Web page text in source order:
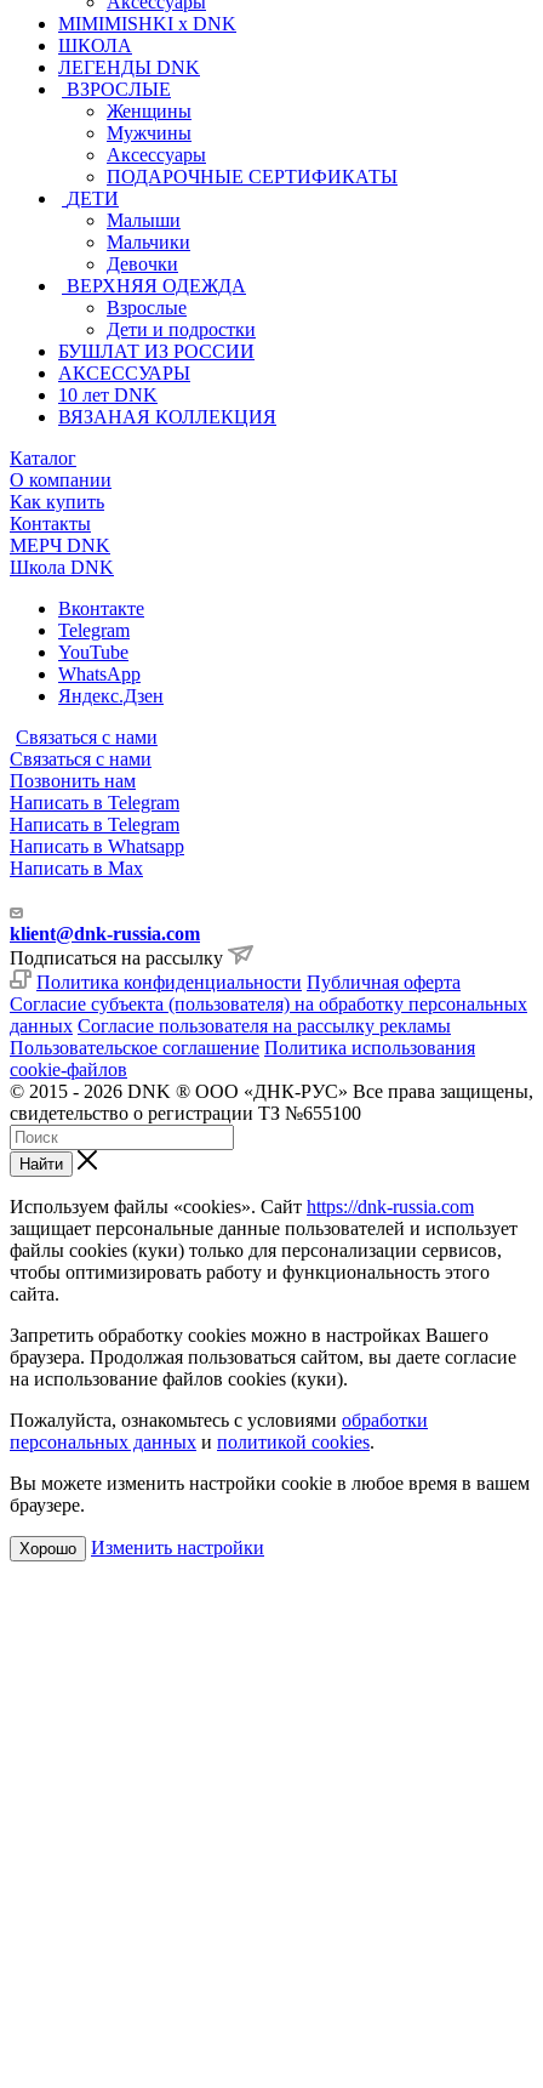
MIMIMISHKI x DNK
ШКОЛА
ЛЕГЕНДЫ DNK
ВЗРОСЛЫЕ
Женщины
Мужчины
Аксессуары
ПОДАРОЧНЫЕ СЕРТИФИКАТЫ
ДЕТИ
Малыши
Мальчики
Девочки
ВЕРХНЯЯ ОДЕЖДА
Взрослые
Дети и подростки
БУШЛАТ ИЗ РОССИИ
АКСЕССУАРЫ
10 лет DNK
ВЯЗАНАЯ КОЛЛЕКЦИЯ
Каталог
О компании
Как купить
Контакты
МЕРЧ DNK
Школа DNK
Вконтакте
Telegram
YouTube
WhatsApp
Яндекс.Дзен
Связаться с нами
Связаться с нами
Позвонить нам
Написать в Telegram
Написать в Telegram
Написать в Whatsapp
Написать в Max
klient@dnk-russia.com
Подписаться на рассылку
Политика конфиденциальности Публичная оферта
Согласие субъекта (пользователя) на обработку персональных
данных Согласие пользователя на рассылку рекламы
Пользовательское соглашение Политика использования
cookie-файлов
© 2015 - 2026 DNK ® ООО «ДНК-РУС» Все права защищены,
свидетельство о регистрации ТЗ №655100
Найти
Используем файлы «cookies». Сайт https://dnk-russia.com
защищает персональные данные пользователей и использует
файлы cookies (куки) только для персонализации сервисов,
чтобы оптимизировать работу и функциональность этого
сайта.
Запретить обработку cookies можно в настройках Вашего
браузера. Продолжая пользоваться сайтом, вы даете согласие
на использование файлов cookies (куки).
Пожалуйста, ознакомьтесь с условиями обработки
персональных данных и политикой cookies.
Вы можете изменить настройки cookie в любое время в вашем
браузере.
Хорошо Изменить настройки